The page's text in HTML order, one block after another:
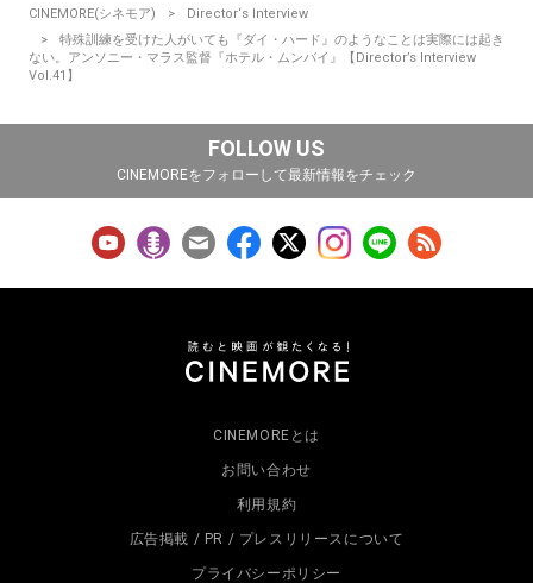
CINEMORE(シネモア)
Director‘s Interview
特殊訓練を受けた人がいても『ダイ・ハード』のようなことは実際には起き
ない。アンソニー・マラス監督『ホテル・ムンバイ』【Director’s Interview
Vol.41】
FOLLOW US
CINEMOREをフォローして最新情報をチェック
CINEMOREとは
お問い合わせ
利用規約
広告掲載 / PR / プレスリリースについて
プライバシーポリシー